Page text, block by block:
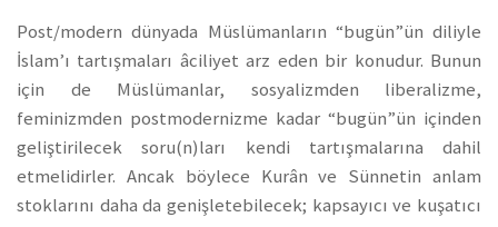
Post/modern dünyada Müslümanların “bugün”ün diliyle
İslam’ı tartışmaları âciliyet arz eden bir konudur. Bunun
için de Müslümanlar, sosyalizmden liberalizme,
feminizmden postmodernizme kadar “bugün”ün içinden
geliştirilecek soru(n)ları kendi tartışmalarına dahil
etmelidirler. Ancak böylece Kurân ve Sünnetin anlam
stoklarını daha da genişletebilecek; kapsayıcı ve kuşatıcı